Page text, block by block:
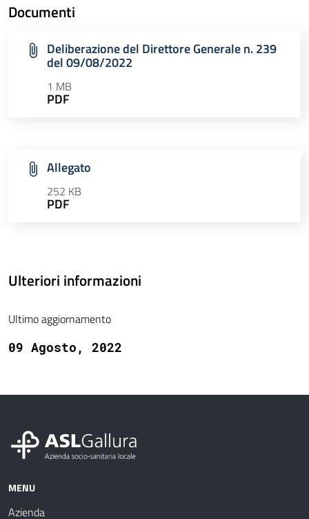
Documenti
Deliberazione del Direttore Generale n. 239
del 09/08/2022
1 MB
PDF
Allegato
252 KB
PDF
Ulteriori informazioni
Ultimo aggiornamento
09 Agosto, 2022
MENU
Azienda